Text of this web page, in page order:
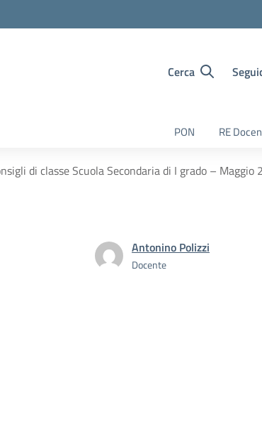
Cerca
PON RE
di classe Scuola Secondaria di I grado – Maggio
Antonino Polizzi
Docente